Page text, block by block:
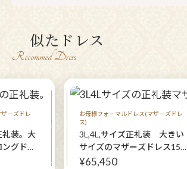
似たドレス
Recommed Dress
ーズドレ
装。大
グドレ
お母様フォーマルドレス(マザーズドレ
ス)
3L,4L,サイズ正礼装 大きい
サイズのマザーズドレス15号
～17号のゆったりサイズ！
¥65,450